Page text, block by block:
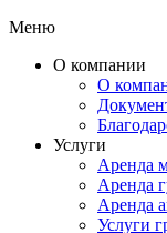
Меню
О компании
О
Услуги
Аренда
Аренда
Аренда
Услуги